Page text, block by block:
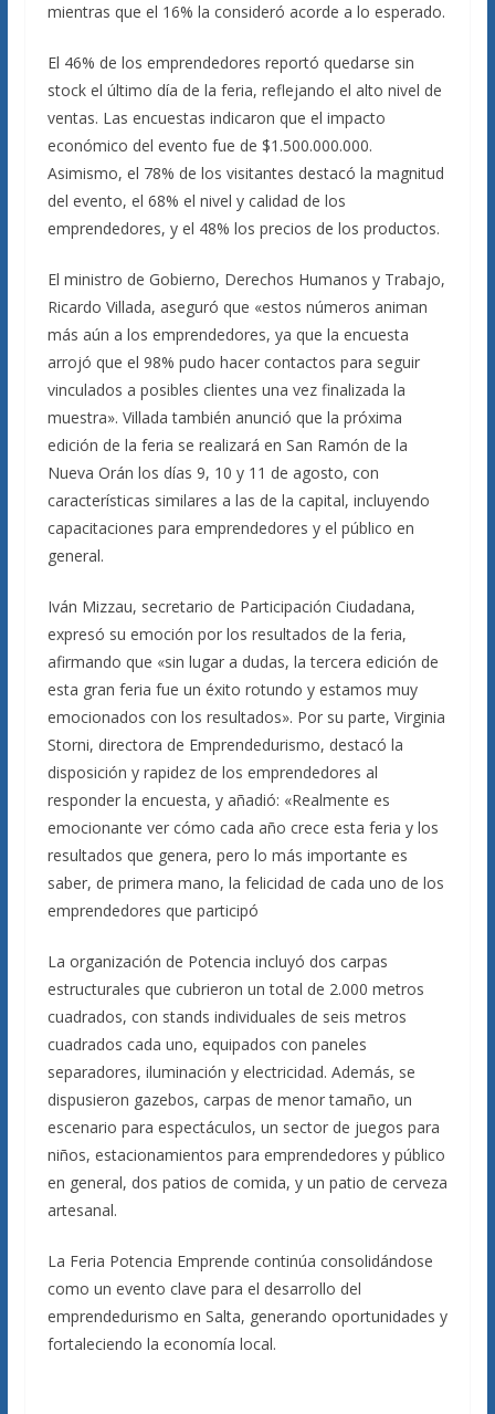
mientras que el 16% la consideró acorde a lo esperado.
El 46% de los emprendedores reportó quedarse sin
stock el último día de la feria, reflejando el alto nivel de
ventas. Las encuestas indicaron que el impacto
económico del evento fue de $1.500.000.000.
Asimismo, el 78% de los visitantes destacó la magnitud
del evento, el 68% el nivel y calidad de los
emprendedores, y el 48% los precios de los productos.
El ministro de Gobierno, Derechos Humanos y Trabajo,
Ricardo Villada, aseguró que «estos números animan
más aún a los emprendedores, ya que la encuesta
arrojó que el 98% pudo hacer contactos para seguir
vinculados a posibles clientes una vez finalizada la
muestra». Villada también anunció que la próxima
edición de la feria se realizará en San Ramón de la
Nueva Orán los días 9, 10 y 11 de agosto, con
características similares a las de la capital, incluyendo
capacitaciones para emprendedores y el público en
general.
Iván Mizzau, secretario de Participación Ciudadana,
expresó su emoción por los resultados de la feria,
afirmando que «sin lugar a dudas, la tercera edición de
esta gran feria fue un éxito rotundo y estamos muy
emocionados con los resultados». Por su parte, Virginia
Storni, directora de Emprendedurismo, destacó la
disposición y rapidez de los emprendedores al
responder la encuesta, y añadió: «Realmente es
emocionante ver cómo cada año crece esta feria y los
resultados que genera, pero lo más importante es
saber, de primera mano, la felicidad de cada uno de los
emprendedores que participó
La organización de Potencia incluyó dos carpas
estructurales que cubrieron un total de 2.000 metros
cuadrados, con stands individuales de seis metros
cuadrados cada uno, equipados con paneles
separadores, iluminación y electricidad. Además, se
dispusieron gazebos, carpas de menor tamaño, un
escenario para espectáculos, un sector de juegos para
niños, estacionamientos para emprendedores y público
en general, dos patios de comida, y un patio de cerveza
artesanal.
La Feria Potencia Emprende continúa consolidándose
como un evento clave para el desarrollo del
emprendedurismo en Salta, generando oportunidades y
fortaleciendo la economía local.